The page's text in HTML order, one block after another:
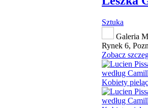
Sztuka
Galeria
Rynek 6,
Zobacz